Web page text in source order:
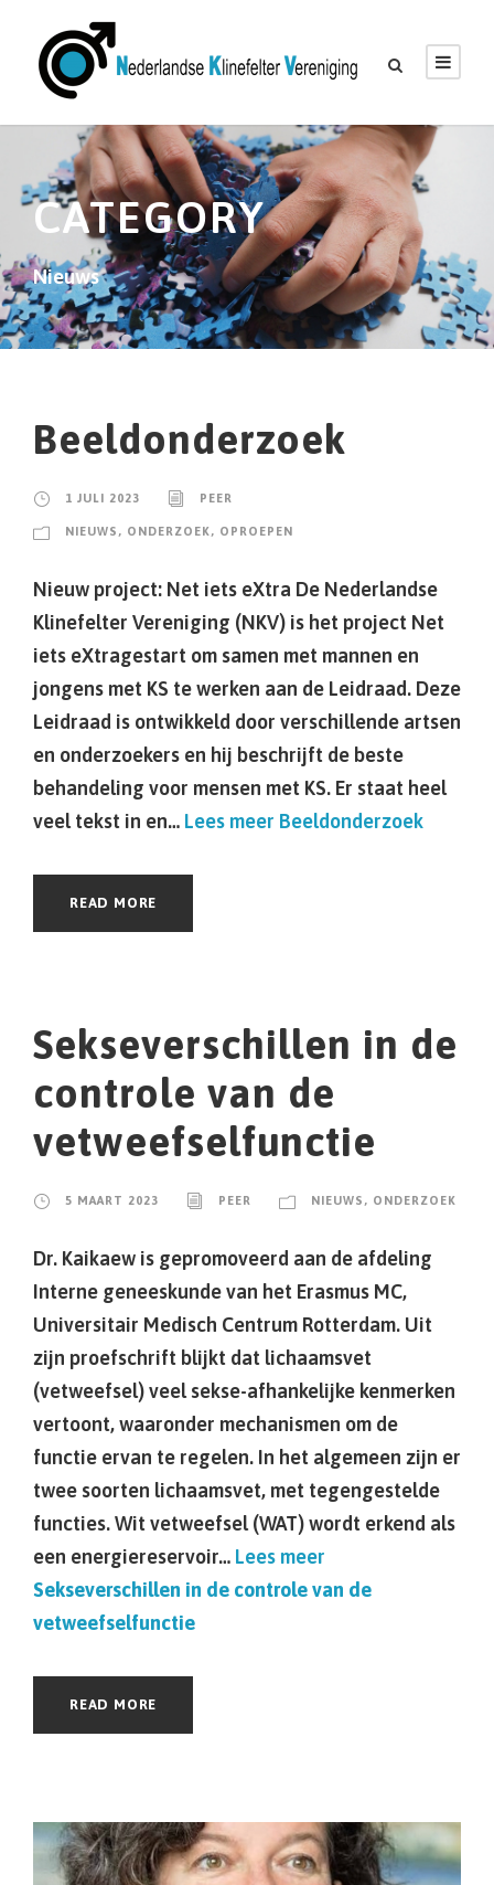
CATEGORY
Nieuws
Beeldonderzoek
1 JULI 2023 PEER
NIEUWS , ONDERZOEK , OPROEPEN
Nieuw project: Net iets eXtra De Nederlandse
Klinefelter Vereniging (NKV) is het project Net
iets eXtragestart om samen met mannen en
jongens met KS te werken aan de Leidraad. Deze
Leidraad is ontwikkeld door verschillende artsen
en onderzoekers en hij beschrijft de beste
behandeling voor mensen met KS. Er staat heel
veel tekst in en… Lees meer Beeldonderzoek
READ MORE
Sekseverschillen in de
controle van de
vetweefselfunctie
5 MAART 2023 PEER NIEUWS , ONDERZOEK
Dr. Kaikaew is gepromoveerd aan de afdeling
Interne geneeskunde van het Erasmus MC,
Universitair Medisch Centrum Rotterdam. Uit
zijn proefschrift blijkt dat lichaamsvet
(vetweefsel) veel sekse-afhankelijke kenmerken
vertoont, waaronder mechanismen om de
functie ervan te regelen. In het algemeen zijn er
twee soorten lichaamsvet, met tegengestelde
functies. Wit vetweefsel (WAT) wordt erkend als
een energiereservoir… Lees meer
Sekseverschillen in de controle van de
vetweefselfunctie
READ MORE